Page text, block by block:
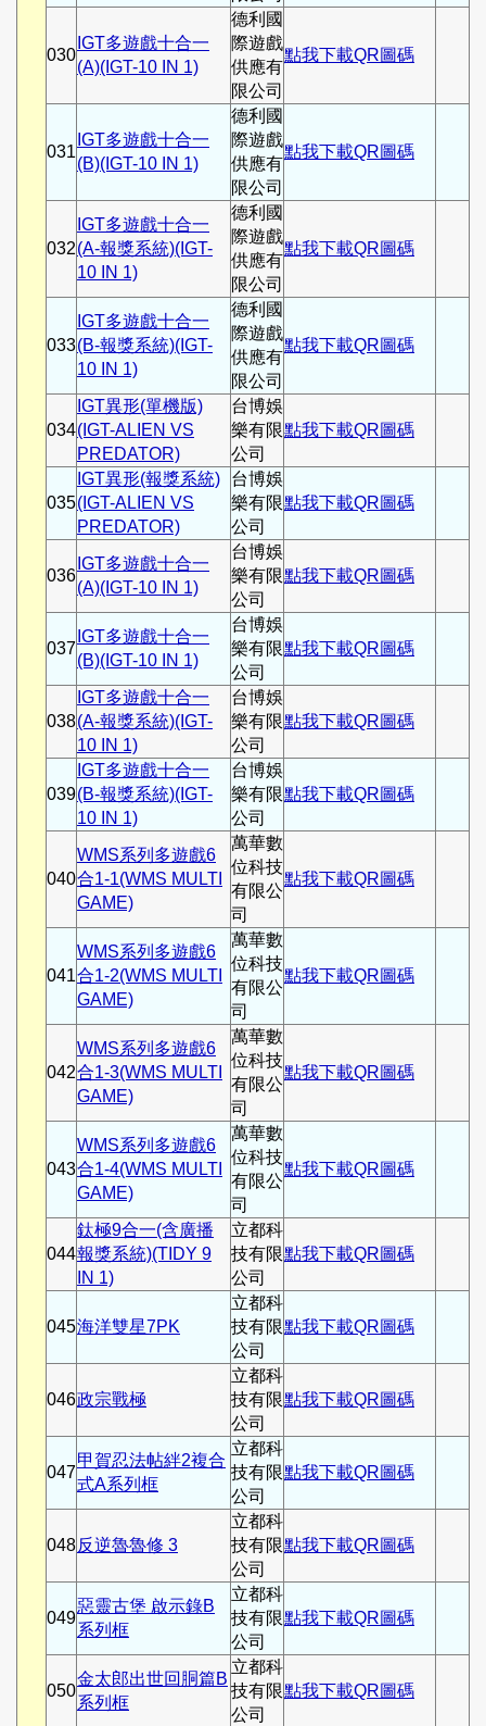
030
IGT多遊戲十合一
(A)(IGT-10 IN 1)
德利國
際遊戲
供應有
限公司
點我下載QR圖碼
031
IGT多遊戲十合一
(B)(IGT-10 IN 1)
德利國
際遊戲
供應有
限公司
點我下載QR圖碼
032
IGT多遊戲十合一
(A-報獎系統)(IGT-
10 IN 1)
德利國
際遊戲
供應有
限公司
點我下載QR圖碼
033
IGT多遊戲十合一
(B-報獎系統)(IGT-
10 IN 1)
德利國
際遊戲
供應有
限公司
點我下載QR圖碼
034
IGT異形(單機版)
(IGT-ALIEN VS
PREDATOR)
台博娛
樂有限
公司
點我下載QR圖碼
035
IGT異形(報獎系統)
(IGT-ALIEN VS
PREDATOR)
台博娛
樂有限
公司
點我下載QR圖碼
036
IGT多遊戲十合一
(A)(IGT-10 IN 1)
台博娛
樂有限
公司
點我下載QR圖碼
037
IGT多遊戲十合一
(B)(IGT-10 IN 1)
台博娛
樂有限
公司
點我下載QR圖碼
038
IGT多遊戲十合一
(A-報獎系統)(IGT-
10 IN 1)
台博娛
樂有限
公司
點我下載QR圖碼
039
IGT多遊戲十合一
(B-報獎系統)(IGT-
10 IN 1)
台博娛
樂有限
公司
點我下載QR圖碼
040
WMS系列多遊戲6
合1-1(WMS MULTI
GAME)
萬華數
位科技
有限公
司
點我下載QR圖碼
041
WMS系列多遊戲6
合1-2(WMS MULTI
GAME)
萬華數
位科技
有限公
司
點我下載QR圖碼
042
WMS系列多遊戲6
合1-3(WMS MULTI
GAME)
萬華數
位科技
有限公
司
點我下載QR圖碼
043
WMS系列多遊戲6
合1-4(WMS MULTI
GAME)
萬華數
位科技
有限公
司
點我下載QR圖碼
044
鈦極9合一(含廣播
報獎系統)(TIDY 9
IN 1)
立都科
技有限
公司
點我下載QR圖碼
045海洋雙星7PK
立都科
技有限
公司
點我下載QR圖碼
046政宗戰極
立都科
技有限
公司
點我下載QR圖碼
047
甲賀忍法帖絆2複合
式A系列框
立都科
技有限
公司
點我下載QR圖碼
048反逆魯魯修 3
立都科
技有限
公司
點我下載QR圖碼
049
惡靈古堡 啟示錄B
系列框
立都科
技有限
公司
點我下載QR圖碼
050
金太郎出世回胴篇B
系列框
立都科
技有限
公司
點我下載QR圖碼